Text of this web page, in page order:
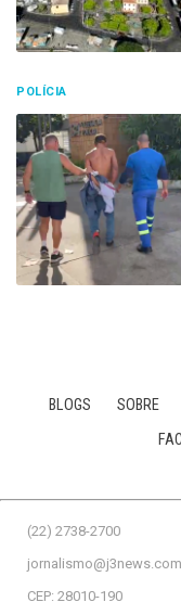
POLÍCIA
BLOGS SOBRE
(22) 2738-2700
jornalismo@j3news.com
CEP: 28010-190